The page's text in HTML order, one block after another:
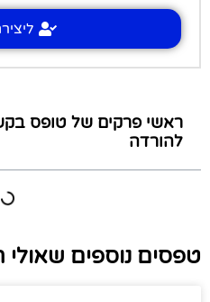
ראשי פרקים של טופס
להורדה
טפסים נוספים